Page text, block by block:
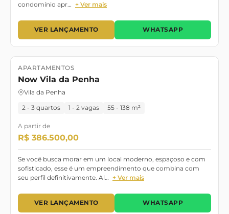
condomínio apr… + Ver mais
VER LANÇAMENTO WHATSAPP
Lançamento
APARTAMENTOS
Now Vila da Penha
Vila da Penha
2 - 3 quartos 1 - 2 vagas 55 - 138 m²
A partir de
R$ 386.500,00
Se você busca morar em um local moderno, espaçoso e com
sofisticado, esse é um empreendimento que combina com
seu perfil definitivamente. Al… + Ver mais
VER LANÇAMENTO WHATSAPP